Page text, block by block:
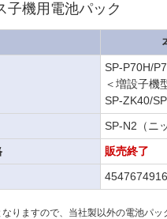
子機用電池パック
SP-P70H/
＜増設子機
SP-ZK40/
SP-N2（ニ
販売終了
りますので、当社製以外の電池パ